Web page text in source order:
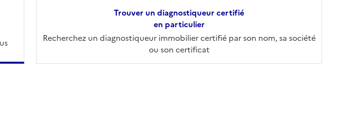
Trouver un diagnostiqueur certifié
en particulier
Recherchez un diagnostiqueur immobilier certifié par son nom, sa société
ou son certificat